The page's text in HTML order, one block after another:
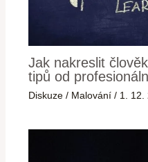
Jak nakreslit
tipů od
Diskuze / Malování / 1. 12.